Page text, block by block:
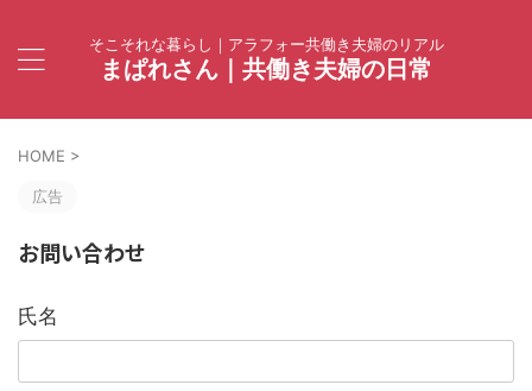
そこそれな暮らし｜アラフォー共働き夫婦のリアル
まぱれさん｜共働き夫婦の日常
HOME >
広告
お問い合わせ
氏名